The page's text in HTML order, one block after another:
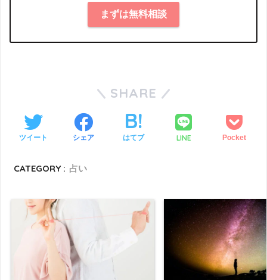
まずは無料相談
SHARE
ツイート シェア はてブ LINE Pocket
CATEGORY : 占い